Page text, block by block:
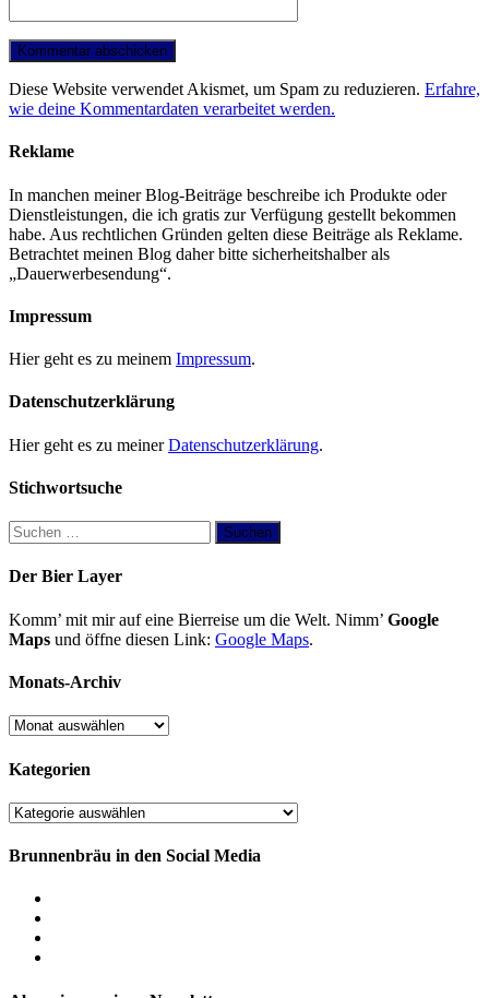
Diese Website verwendet Akismet, um Spam zu reduzieren. Erfahre,
wie deine Kommentardaten verarbeitet werden.
Reklame
In manchen meiner Blog-Beiträge beschreibe ich Produkte oder
Dienstleistungen, die ich gratis zur Verfügung gestellt bekommen
habe. Aus rechtlichen Gründen gelten diese Beiträge als Reklame.
Betrachtet meinen Blog daher bitte sicherheitshalber als
„Dauerwerbesendung“.
Impressum
Hier geht es zu meinem Impressum.
Datenschutzerklärung
Hier geht es zu meinerDatenschutzerklärung.
Stichwortsuche
Suchen
nach:
Der Bier Layer
Komm’ mit mir auf eine Bierreise um die Welt. Nimm’ Google
Maps und öffne diesen Link: Google Maps.
Monats-Archiv
Monats-
Kategorien
Kategorien
Brunnenbräu in den Social Media